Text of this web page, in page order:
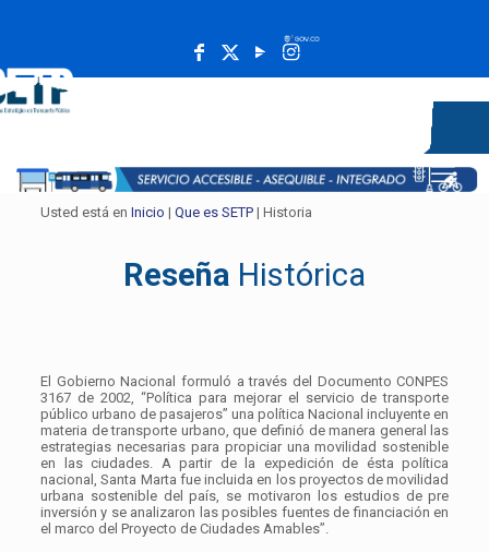
Usted está en Inicio | Que es SETP| Historia
Reseña Histórica
El Gobierno Nacional formuló a través del Documento CONPES
3167 de 2002, “Política para mejorar el servicio de transporte
público urbano de pasajeros” una política Nacional incluyente en
materia de transporte urbano, que definió de manera general las
estrategias necesarias para propiciar una movilidad sostenible
en las ciudades. A partir de la expedición de ésta política
nacional, Santa Marta fue incluida en los proyectos de movilidad
urbana sostenible del país, se motivaron los estudios de pre
inversión y se analizaron las posibles fuentes de financiación en
el marco del Proyecto de Ciudades Amables”.